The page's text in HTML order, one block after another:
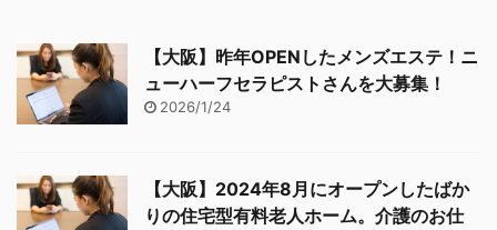
【大阪】昨年OPENしたメンズエステ！ニ
ューハーフセラピストさんを大募集！
2026/1/24
【大阪】2024年8月にオープンしたばか
りの住宅型有料老人ホーム。介護のお仕